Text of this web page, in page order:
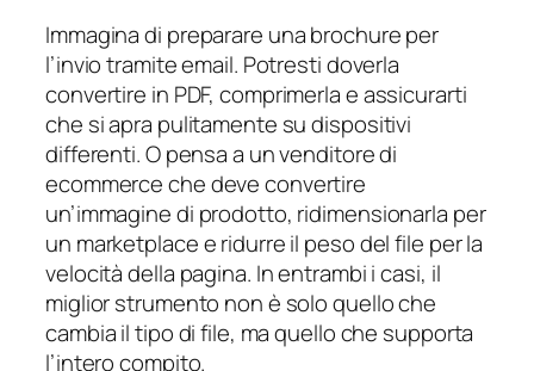
Immagina di preparare una brochure per
l’invio tramite email. Potresti doverla
convertire in PDF, comprimerla e assicurarti
che si apra pulitamente su dispositivi
differenti. O pensa a un venditore di
ecommerce che deve convertire
un’immagine di prodotto, ridimensionarla per
un marketplace e ridurre il peso del file per la
velocità della pagina. In entrambi i casi, il
miglior strumento non è solo quello che
cambia il tipo di file, ma quello che supporta
l’intero compito.